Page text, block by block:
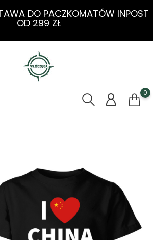
DO PACZKOMATÓW INPOST
OD 299 ZŁ
0